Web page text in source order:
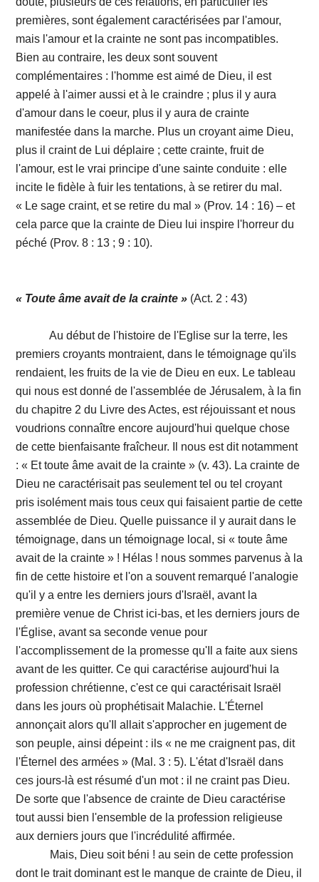
premières, sont également caractérisées par l'amour,
mais l'amour et la crainte ne sont pas incompatibles.
Bien au contraire, les deux sont souvent
complémentaires : l'homme est aimé de Dieu, il est
appelé à l'aimer aussi et à le craindre ; plus il y aura
d'amour dans le coeur, plus il y aura de crainte
manifestée dans la marche. Plus un croyant aime Dieu,
plus il craint de Lui déplaire ; cette crainte, fruit de
l'amour, est le vrai principe d'une sainte conduite : elle
incite le fidèle à fuir les tentations, à se retirer du mal.
« Le sage craint, et se retire du mal » (Prov. 14 : 16) – et
cela parce que la crainte de Dieu lui inspire l'horreur du
péché (Prov. 8 : 13 ; 9 : 10).
« Toute âme avait de la crainte » (Act. 2 : 43)
Au début de l'histoire de l'Eglise sur la terre, les
premiers croyants montraient, dans le témoignage qu'ils
rendaient, les fruits de la vie de Dieu en eux. Le tableau
qui nous est donné de l'assemblée de Jérusalem, à la fin
du chapitre 2 du Livre des Actes, est réjouissant et nous
voudrions connaître encore aujourd'hui quelque chose
de cette bienfaisante fraîcheur. Il nous est dit notamment
: « Et toute âme avait de la crainte » (v. 43). La crainte de
Dieu ne caractérisait pas seulement tel ou tel croyant
pris isolément mais tous ceux qui faisaient partie de cette
assemblée de Dieu. Quelle puissance il y aurait dans le
témoignage, dans un témoignage local, si « toute âme
avait de la crainte » ! Hélas ! nous sommes parvenus à la
fin de cette histoire et l'on a souvent remarqué l'analogie
qu'il y a entre les derniers jours d'Israël, avant la
première venue de Christ ici-bas, et les derniers jours de
l'Église, avant sa seconde venue pour
l'accomplissement de la promesse qu'Il a faite aux siens
avant de les quitter. Ce qui caractérise aujourd'hui la
profession chrétienne, c'est ce qui caractérisait Israël
dans les jours où prophétisait Malachie. L'Éternel
annonçait alors qu'Il allait s'approcher en jugement de
son peuple, ainsi dépeint : ils « ne me craignent pas, dit
l'Éternel des armées » (Mal. 3 : 5). L'état d'Israël dans
ces jours-là est résumé d'un mot : il ne craint pas Dieu.
De sorte que l'absence de crainte de Dieu caractérise
tout aussi bien l'ensemble de la profession religieuse
aux derniers jours que l'incrédulité affirmée.
Mais, Dieu soit béni ! au sein de cette profession
dont le trait dominant est le manque de crainte de Dieu, il